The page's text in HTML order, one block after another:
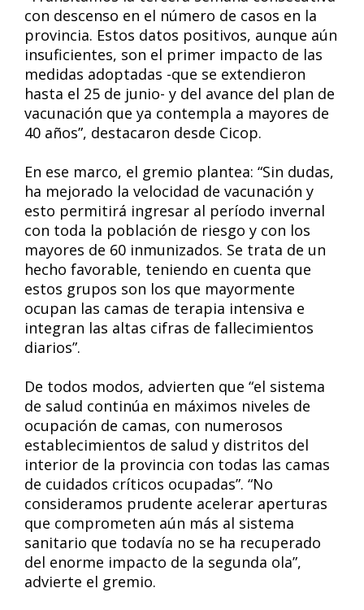
con descenso en el número de casos en la
provincia. Estos datos positivos, aunque aún
insuficientes, son el primer impacto de las
medidas adoptadas -que se extendieron
hasta el 25 de junio- y del avance del plan de
vacunación que ya contempla a mayores de
40 años”, destacaron desde Cicop.
En ese marco, el gremio plantea: “Sin dudas,
ha mejorado la velocidad de vacunación y
esto permitirá ingresar al período invernal
con toda la población de riesgo y con los
mayores de 60 inmunizados. Se trata de un
hecho favorable, teniendo en cuenta que
estos grupos son los que mayormente
ocupan las camas de terapia intensiva e
integran las altas cifras de fallecimientos
diarios”.
De todos modos, advierten que “el sistema
de salud continúa en máximos niveles de
ocupación de camas, con numerosos
establecimientos de salud y distritos del
interior de la provincia con todas las camas
de cuidados críticos ocupadas”. “No
consideramos prudente acelerar aperturas
que comprometen aún más al sistema
sanitario que todavía no se ha recuperado
del enorme impacto de la segunda ola”,
advierte el gremio.